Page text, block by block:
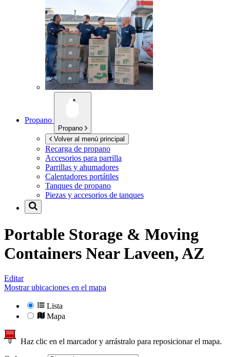
Propano
Propano
Volver al menú principal
Recarga de propano
Accesorios para parrilla
Parrillas y ahumadores
Calentadores portátiles
Tanques de propano
Piezas y accesorios de tanques
Portable Storage & Moving
Containers NearLaveen, AZ
Editar
Mostrar ubicaciones en el mapa
Lista
Mapa
Haz clic en el marcador y arrástralo para reposicionar el mapa.